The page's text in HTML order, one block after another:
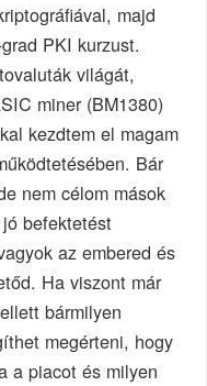
majd
PKI kurzust.
világát,
miner (BM1380)
kezdtem el magam
Bár
nem célom mások
befektetést
az embered és
Ha viszont már
bármilyen
megérteni, hogy
a piacot és milyen